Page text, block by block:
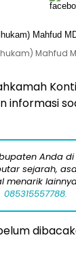
Mahfud
informasi
Anda
sejarah,
menarik
085315557788.